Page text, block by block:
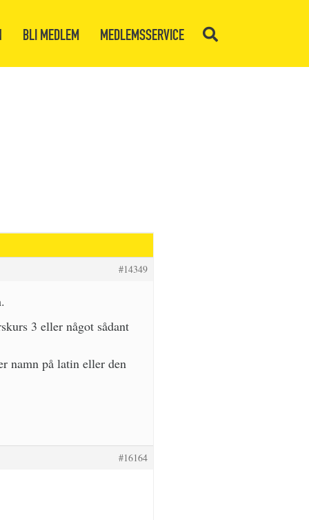
BLI MEDLEM MEDLEMSSERVICE
#14349
3 eller något sådant
namn på latin eller den
#16164